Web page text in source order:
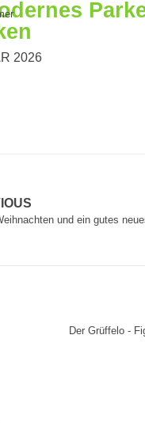
2026
und ein gutes
Der Grüffelo -